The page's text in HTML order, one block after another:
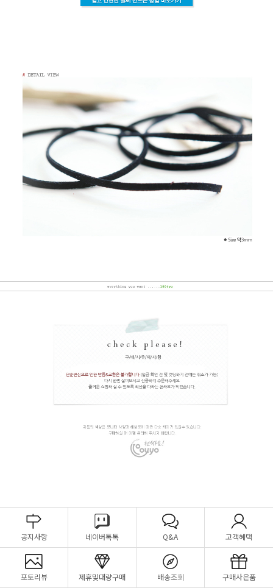
공지사항 네이버톡톡 Q&A 고객혜택
포토리뷰 제휴및대량구매 배송조회 구매사은품